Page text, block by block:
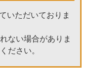
いただいておりま
ない場合がありま
ださい。